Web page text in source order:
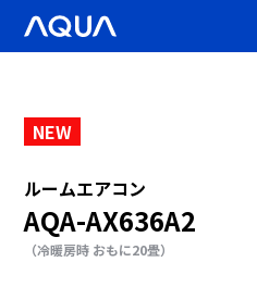
NEW
ルームエアコン
AQA-AX636A2
（冷暖房時 おもに20畳）